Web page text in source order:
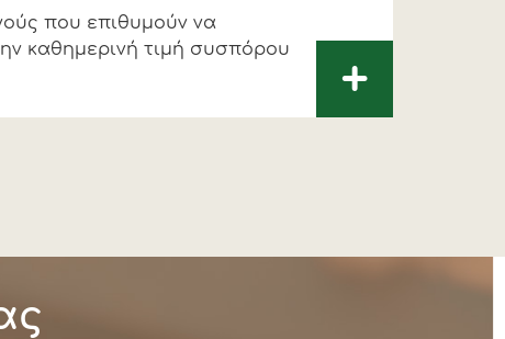
που επιθυμούν να
καθημερινή τιμή συσπόρου
+